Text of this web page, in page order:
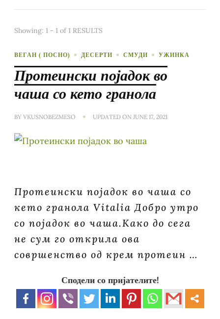
Showing: 1 - 1 of 1 RESULTS
ВЕГАН ( ПОСНО) ДЕСЕРТИ СМУДИ УЖИНКА
Протеински појадок во
чаша со кето гранола
BY VKUSNOBEZMESO UPDATED ON JUNE 17, 2021
Протеински појадок во чаша со
кето гранола Vitalia Добро утро
со појадок во чаша.Како до сега
не сум го открила ова
совршенство од крем протеин …
Сподели со пријателите!